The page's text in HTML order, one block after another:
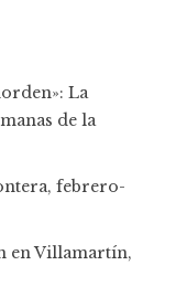
La
de la
febrero-
en Villamartín,